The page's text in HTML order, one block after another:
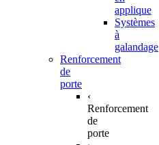
applique
Systèmes
à
galandage
Renforcement
de
porte
‹
Renforcement
de
porte